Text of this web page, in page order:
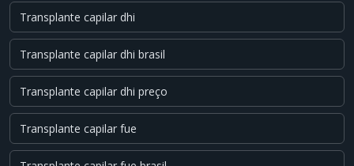
Transplante capilar dhi
Transplante capilar dhi brasil
Transplante capilar dhi preço
Transplante capilar fue